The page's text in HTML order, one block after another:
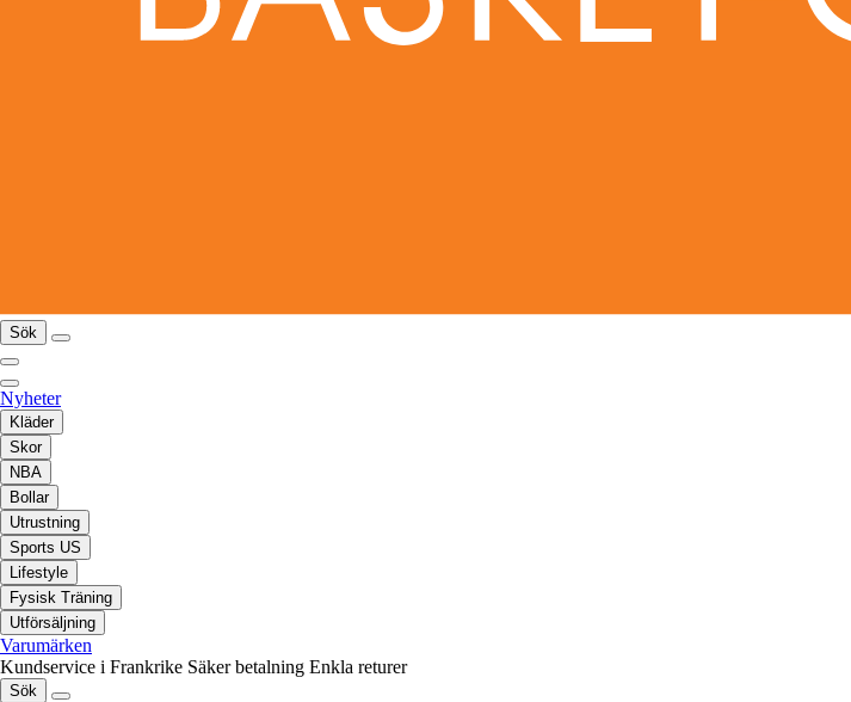
Sök
Nyheter
Kläder
Skor
NBA
Bollar
Utrustning
Sports US
Lifestyle
Fysisk Träning
Utförsäljning
Varumärken
Kundservice i Frankrike Säker betalning Enkla returer
Sök